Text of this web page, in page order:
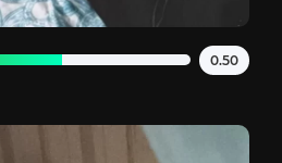
0.50